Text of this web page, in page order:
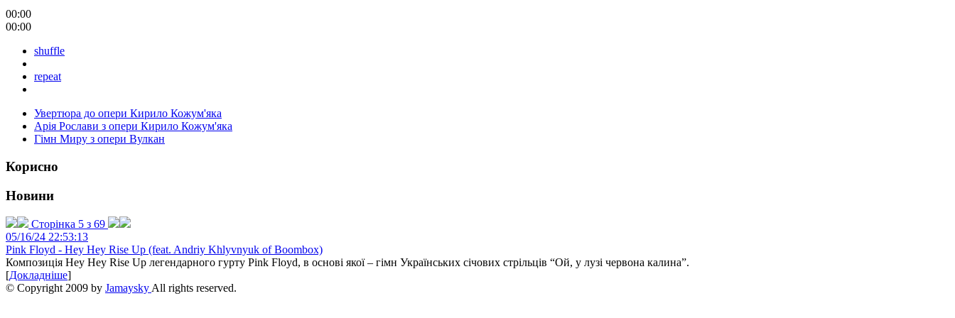
00:00
00:00
shuffle
repeat
Увертюра до опери Кирило Кожум'яка
Арія Рослави з опери Кирило Кожум'яка
Гімн Миру з опери Вулкан
Корисно
Новини
Сторінка 5 з 69
05/16/24 22:53:13
Pink Floyd - Hey Hey Rise Up (feat. Andriy Khlyvnyuk of Boombox)
Композиція Hey Hey Rise Up легендарного гурту Pink Floyd, в основі якої – гімн Українських січових стрільців “Ой, у лузі червона калина”.
[Докладніше]
© Copyright 2009 by JamayskyAll rights reserved.